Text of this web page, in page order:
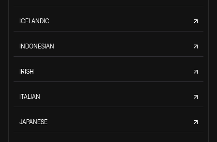
ICELANDIC
INDONESIAN
IRISH
ITALIAN
JAPANESE